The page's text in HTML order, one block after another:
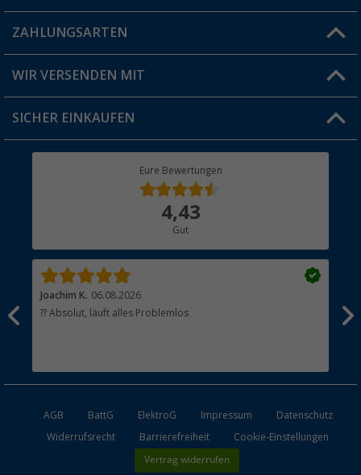
Blog
Jobs & Karriere
FAQ & Kontakt
Versandinformationen
Rücksendung
ZAHLUNGSARTEN
WIR VERSENDEN MIT
SICHER EINKAUFEN
Eure Bewertungen
4,43
Gut
Joachim K. 06.08.2026
?? Absolut, läuft alles Problemlos
AGB BattG ElektroG Impressum
Datenschutz
Widerrufsrecht
Barrierefreiheit Cookie-Einstellungen
Vertrag widerrufen